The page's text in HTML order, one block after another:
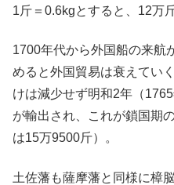
1斤＝0.6kgとすると、12万
1700年代から外国船の来航
めると外国貿易は衰えてい
けは減少せず明和2年（
が輸出され、これが鎖国期
は15万9500斤）。
土佐藩も薩摩藩と同様に樟